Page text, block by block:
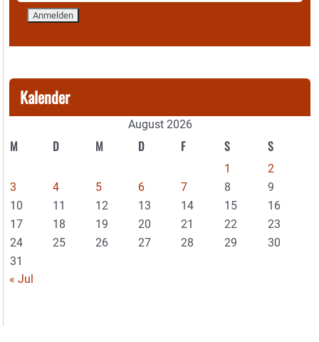
Kalender
August 2026
M D M D F S S
1
2
3
4 5 6 7 8
9
10
11 12 13 14 15
16
17
18 19 20 21 22
23
24
25 26 27 28 29
30
31
« Jul